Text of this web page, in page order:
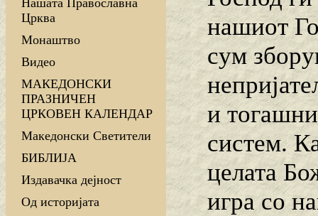
Нашата Православна
Црква
Монаштво
Видео
МАКЕДОНСКИ
ПРАЗНИЧЕН
ЦРКОВЕН КАЛЕНДАР
Македонски Светители
БИБЛИЈА
Издавачка дејност
Од историјата
нашиот
сум
и
систем.
целата
игра со